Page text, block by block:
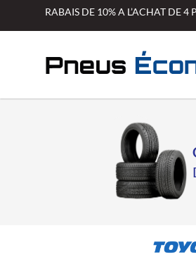
RABAIS DE 10% A L’ACHAT DE